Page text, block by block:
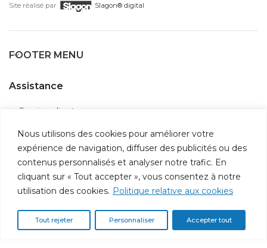
Nous utilisons des cookies pour améliorer votre
expérience de navigation, diffuser des publicités ou des
contenus personnalisés et analyser notre trafic. En
cliquant sur « Tout accepter », vous consentez à notre
utilisation des cookies. Politique relative aux cookies
Personnaliser
Tout rejeter Accepter tout
Site réalisé par Slagon® digital
FOOTER MENU
Assistance
Service client
Contactez-nous
Politique de confidentialité
Information
Qui sommes-nous ?